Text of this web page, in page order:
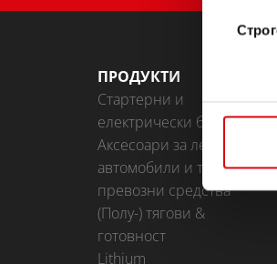
Избор
ПРОДУКТИ
Стартерни и
електрически батерии
Аксесоари за леки
автомобили и търговски
превозни средства
(Полу-) тягови &
готовност
Lithium